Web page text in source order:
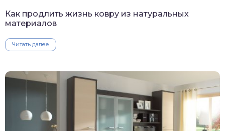
Как продлить жизнь ковру из натуральных
материалов
Читать далее